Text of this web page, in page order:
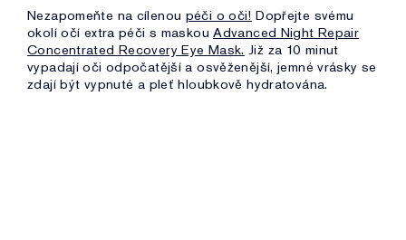
Nezapomeňte na cílenou péči o oči! Dopřejte svému
okolí očí extra péči s maskouAdvanced Night Repair
Concentrated Recovery Eye Mask. Již za 10 minut
vypadají oči odpočatější a osvěženější, jemné vrásky se
zdají být vypnuté a pleť hloubkově hydratována.